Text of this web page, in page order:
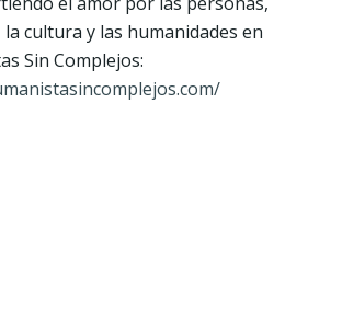
cultura y las humanidades en
Sin Complejos: